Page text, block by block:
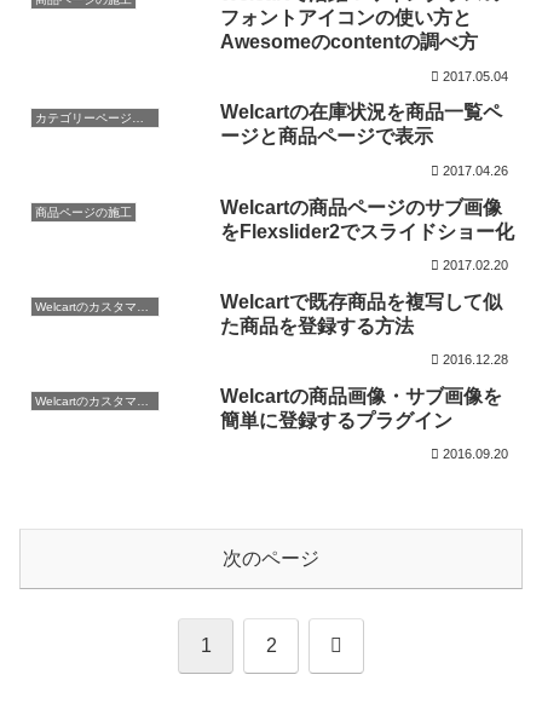
フォントアイコンの使い方と
Awesomeのcontentの調べ方
2017.05.04
Welcartの在庫状況を商品一覧ペ
ージと商品ページで表示
2017.04.26
商品ページの施工
Welcartの商品ページのサブ画像
をFlexslider2でスライドショー化
2017.02.20
Welcartで既存商品を複写して似
た商品を登録する方法
2016.12.28
Welcartの商品画像・サブ画像を
簡単に登録するプラグイン
2016.09.20
次のページ
1 2 次